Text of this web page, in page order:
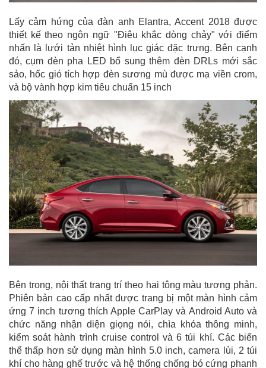
Lấy cảm hứng của đàn anh Elantra, Accent 2018 được
thiết kế theo ngôn ngữ "Điêu khắc dòng chảy" với điểm
nhấn là lưới tản nhiệt hình lục giác đặc trưng. Bên cạnh
đó, cụm đèn pha LED bổ sung thêm đèn DRLs mới sắc
sảo, hốc gió tích hợp đèn sương mù được mạ viền crom,
và bộ vành hợp kim tiêu chuẩn 15 inch
Bên trong, nội thất trang trí theo hai tông màu tương phản.
Phiên bản cao cấp nhất được trang bị một màn hình cảm
ứng 7 inch tương thích Apple CarPlay và Android Auto và
chức năng nhận diện giọng nói, chìa khóa thông minh,
kiểm soát hành trình cruise control và 6 túi khí. Các biến
thể thấp hơn sử dụng màn hình 5.0 inch, camera lùi, 2 túi
khí cho hàng ghế trước và hệ thống chống bó cứng phanh